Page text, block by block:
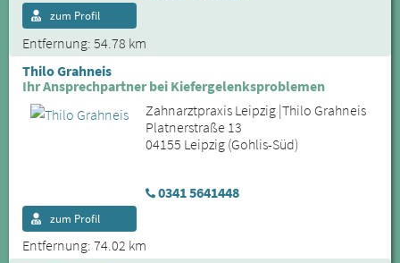
Entfernung: 54.78 km
zum Profil
Thilo Grahneis
Ihr Ansprechpartner bei Kiefergelenksproblemen
Zahnarztpraxis Leipzig |Thilo Grahneis
Platnerstraße 13
04155 Leipzig (Gohlis-Süd)
0341 5641448
Entfernung: 74.02 km
zum Profil